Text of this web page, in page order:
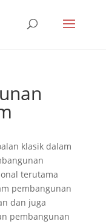
klasik dalam
terutama
pembangunan
dan juga
pembangunan